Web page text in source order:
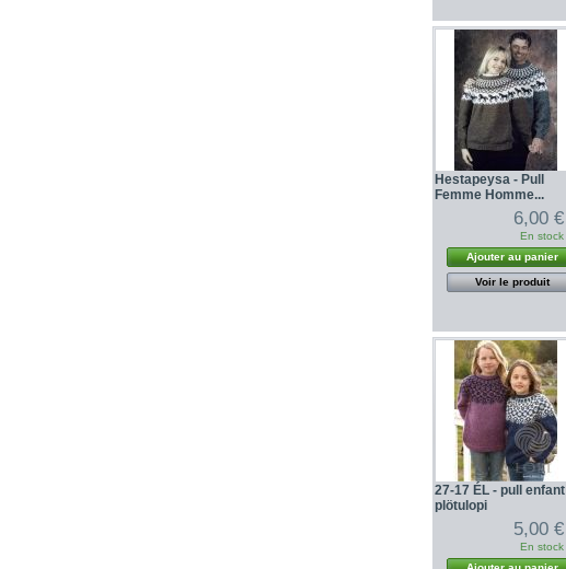
Hestapeysa - Pull
Femme Homme...
6,00 €
En stock
Ajouter au panier
Voir le produit
27-17 ÉL - pull enfant
plötulopi
5,00 €
En stock